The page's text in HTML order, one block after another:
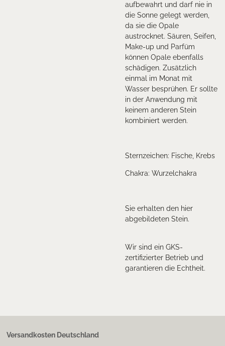
aufbewahrt und darf nie in
die Sonne gelegt werden,
da sie die Opale
austrocknet. Säuren, Seifen,
Make-up und Parfüm
können Opale ebenfalls
schädigen. Zusätzlich
einmal im Monat mit
Wasser besprühen. Er sollte
in der Anwendung mit
keinem anderen Stein
kombiniert werden.
Sternzeichen: Fische, Krebs
Chakra: Wurzelchakra
Sie erhalten den hier
abgebildeten Stein.
Wir sind ein GKS-
zertifizierter Betrieb und
garantieren die Echtheit.
Versandkosten Deutschland